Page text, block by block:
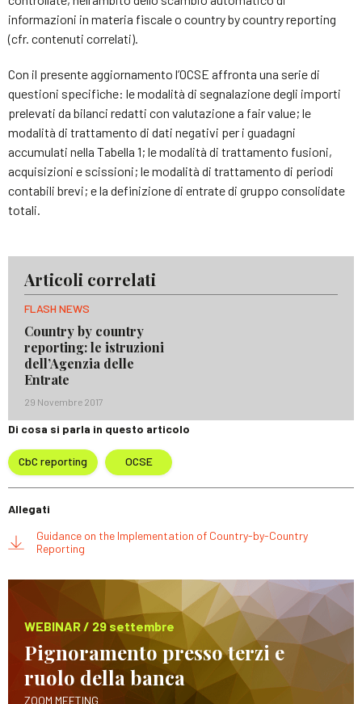
informazioni in materia fiscale o country by country reporting
(cfr. contenuti correlati).
Con il presente aggiornamento l’OCSE affronta una serie di
questioni specifiche: le modalità di segnalazione degli importi
prelevati da bilanci redatti con valutazione a fair value; le
modalità di trattamento di dati negativi per i guadagni
accumulati nella Tabella 1; le modalità di trattamento fusioni,
acquisizioni e scissioni; le modalità di trattamento di periodi
contabili brevi; e la definizione di entrate di gruppo consolidate
totali.
Articoli correlati
FLASH NEWS
Country by country
reporting: le istruzioni
dell’Agenzia delle
Entrate
29 Novembre 2017
Di cosa si parla in questo articolo
CbC reporting OCSE
Allegati
Guidance on the Implementation of Country-by-Country
Reporting
WEBINAR / 29 settembre
Pignoramento presso terzi e
ruolo della banca
ZOOM MEETING